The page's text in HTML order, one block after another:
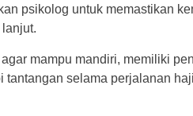
psikolog untuk memastikan
agar mampu mandiri, memiliki
tantangan selama perjalanan